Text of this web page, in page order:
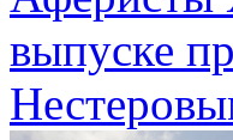
выпуске